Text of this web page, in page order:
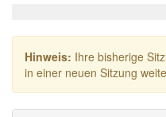
Hinweis: Ihre bisherige
in einer neuen Sitzung